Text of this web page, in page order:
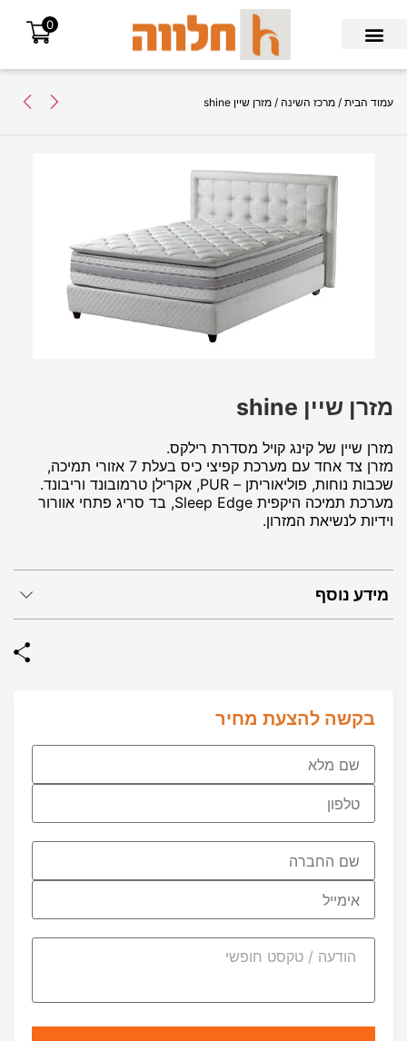
0
עמוד הבית / מרכז השינה / מזרן שיין shine
מידע נוסף
מזרן שיין shine
מזרן שיין של קינג קויל מסדרת רילקס.
מזרן צד אחד עם מערכת קפיצי כיס בעלת 7 אזורי תמיכה,
שכבות נוחות, פוליאוריתן – PUR, אקרילן טרמובונד וריבונד.
מערכת תמיכה היקפית Sleep Edge, בד סריג פתחי אוורור
וידיות לנשיאת המזרון.
בקשה להצעת מחיר